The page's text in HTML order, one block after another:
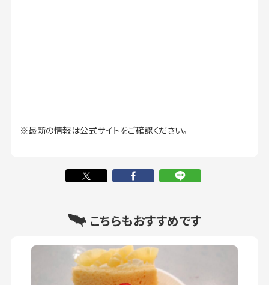
※最新の情報は公式サイトをご確認ください。
こちらもおすすめです